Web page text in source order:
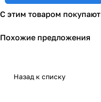
С этим товаром покупают
Похожие предложения
Назад к списку